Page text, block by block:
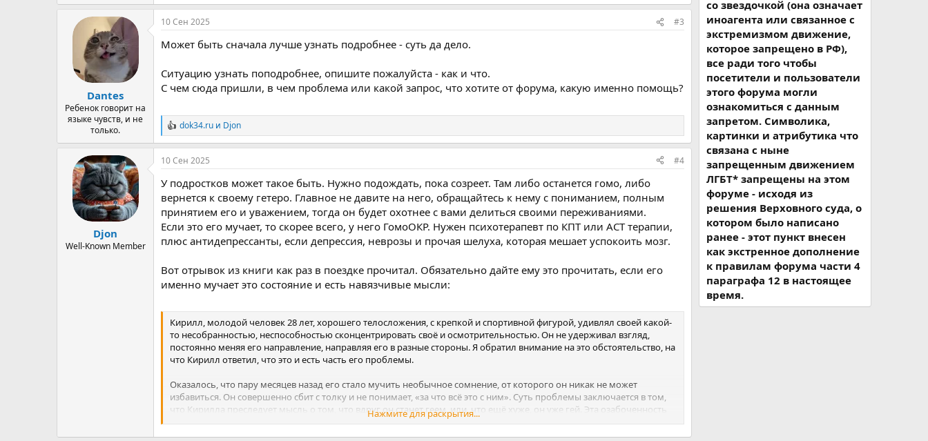
а
к
и
:
Dantes
Ребенок говорит на
языке чувств, и не
только.
10 Сен 2025 #3
Может быть сначала лучше узнать подробнее - суть да дело.
Ситуацию узнать поподробнее, опишите пожалуйста - как и что.
С чем сюда пришли, в чем проблема или какой запрос, что хотите от форума, какую именно помощь?
Р
е
а
к
и
и
dok34.ru и Djon
Djon
Well-Known Member
10 Сен 2025 #4
У подростков может такое быть. Нужно подождать, пока созреет. Там либо останется гомо, либо
вернется к своему гетеро. Главное не давите на него, обращайтесь к нему с пониманием, полным
принятием его и уважением, тогда он будет охотнее с вами делиться своими переживаниями.
Если это его мучает, то скорее всего, у него ГомоОКР. Нужен психотерапевт по КПТ или АСТ терапии,
плюс антидепрессанты, если депрессия, неврозы и прочая шелуха, которая мешает успокоить мозг.
Вот отрывок из книги как раз в поездке прочитал. Обязательно дайте ему это прочитать, если его
именно мучает это состояние и есть навязчивые мысли:
Кирилл, молодой человек 28 лет, хорошего телосложения, с крепкой и спортивной фигурой, удивлял своей какой-
то несобранностью, неспособностью сконцентрировать своё и осмотрительностью. Он не удерживал взгляд,
постоянно меняя его направление, направляя его в разные стороны. Я обратил внимание на это обстоятельство, на
что Кирилл ответил, что это и есть часть его проблемы.
Оказалось, что пару месяцев назад его стало мучить необычное сомнение, от которого он никак не может
избавиться. Он совершенно сбит с толку и не понимает, «за что всё это с ним». Суть проблемы заключается в том,
что Кирилла преследует мысль о том, что вдруг он станет геем, или, что ещё хуже, он уже гей. Эта озабоченность
тем, что он сменит свою сексуальную ориентации просто ломает его жизнь, учитывая то, что в ближайшее время
он собирается жениться на самой прекрасной девушке на свете.
Нажмите для раскрытия...
со звездочкой (она означает
иноагента или связанное с
экстремизмом движение,
которое запрещено в РФ),
все ради того чтобы
посетители и пользователи
этого форума могли
ознакомиться с данным
запретом. Символика,
картинки и атрибутика что
связана с ныне
запрещенным движением
ЛГБТ* запрещены на этом
форуме - исходя из
решения Верховного суда, о
котором было написано
ранее - этот пункт внесен
как экстренное дополнение
к правилам форума части 4
параграфа 12 в настоящее
время.